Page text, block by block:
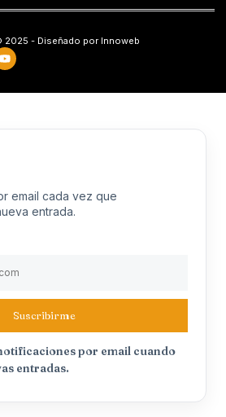
2025 - Diseñado por Innoweb
email cada vez que
entrada.
Suscribirme
por email cuando
entradas.